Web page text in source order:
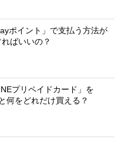
ポイント」で支払う方法が
ばいいの？
プリペイドカード」を
何をどれだけ買える？